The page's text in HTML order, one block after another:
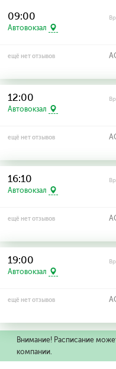
09:00
Автовокзал
ещё нет отзывов
12:00
Автовокзал
ещё нет отзывов
16:10
Автовокзал
ещё нет отзывов
19:00
Автовокзал
ещё нет отзывов
Внимание! Расписание
компании.